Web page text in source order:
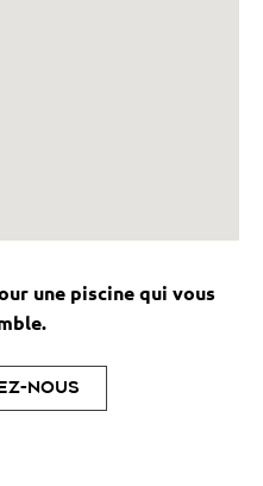
une piscine qui vous
nous